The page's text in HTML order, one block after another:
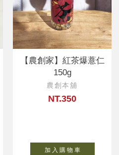
【農創家】紅茶爆薏仁
150g
農創本舖
NT.350
加 入 購 物 車